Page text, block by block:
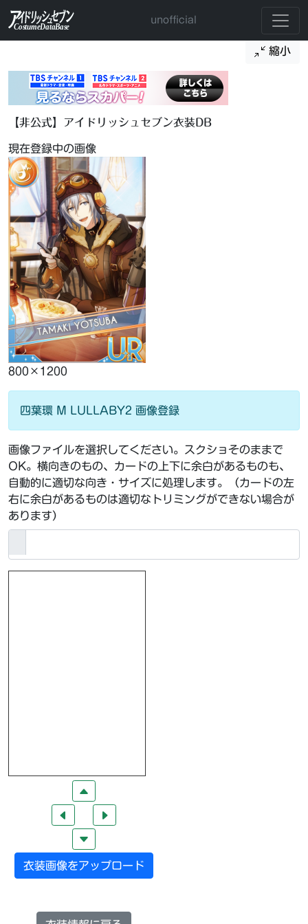
unofficial
縮小
【非公式】アイドリッシュセブン衣装DB
現在登録中の画像
800×1200
四葉環 M LULLABY2 画像登録
画像ファイルを選択してください。スクショそのままで
OK。横向きのもの、カードの上下に余白があるものも、
自動的に適切な向き・サイズに処理します。（カードの左
右に余白があるものは適切なトリミングができない場合が
あります）
衣装画像をアップロード